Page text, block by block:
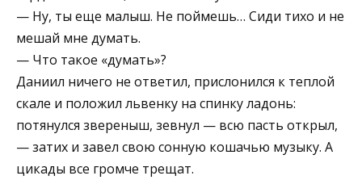
— Ну, ты еще малыш. Не поймешь… Сиди тихо и не
мешай мне думать.
— Что такое «думать»?
Даниил ничего не ответил, прислонился к теплой
скале и положил львенку на спинку ладонь:
потянулся звереныш, зевнул — всю пасть открыл,
— затих и завел свою сонную кошачью музыку. А
цикады все громче трещат.